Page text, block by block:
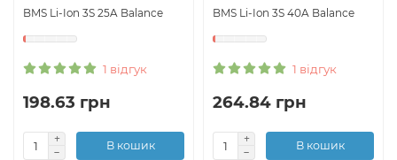
BMS Li-Ion 3S 25A Balance
1 відгук
198.63 грн
В кошик
BMS Li-Ion 3S 40A Balance
1 відгук
264.84 грн
В кошик